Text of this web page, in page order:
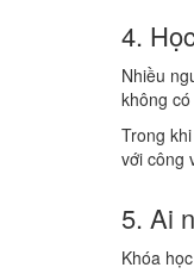
4.
Nhiều
không
Trong
với công
5. Ai
Khóa